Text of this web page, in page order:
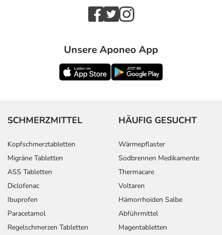
Unsere Aponeo App
SCHMERZMITTEL
Kopfschmerztabletten
Migräne Tabletten
ASS Tabletten
Diclofenac
Ibuprofen
Paracetamol
Regelschmerzen Tabletten
HÄUFIG GESUCHT
Wärmepflaster
Sodbrennen Medikamente
Thermacare
Voltaren
Hämorrhoiden Salbe
Abführmittel
Magentabletten